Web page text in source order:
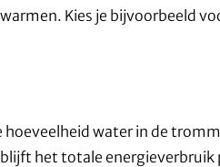
Kies je bijvoorbeeld
water in de
het totale energieverbruik